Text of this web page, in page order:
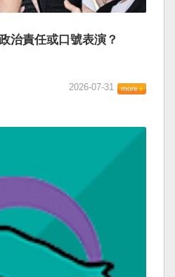
治責任或口號表演？
2026-07-31